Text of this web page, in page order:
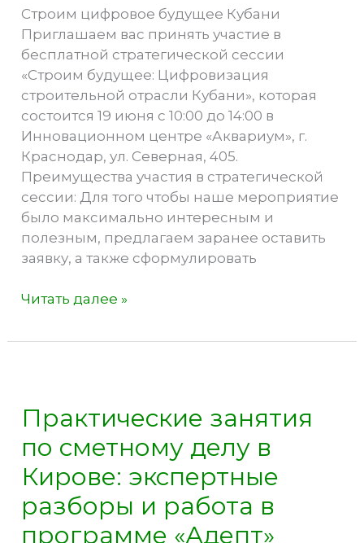
Строим цифровое будущее Кубани
Приглашаем вас принять участие в
бесплатной стратегической сессии
«Строим будущее: Цифровизация
строительной отрасли Кубани», которая
состоится 19 июня с 10:00 до 14:00 в
Инновационном центре «Аквариум», г.
Краснодар, ул. Северная, 405.
Преимущества участия в стратегической
сессии: Для того чтобы наше мероприятие
было максимально интересным и
полезным, предлагаем заранее оставить
заявку, а также сформулировать
Строим
Цифровизация
Читать далее »
Практические занятия
по сметному делу в
Кирове: экспертные
разборы и работа в
программе «Адепт»